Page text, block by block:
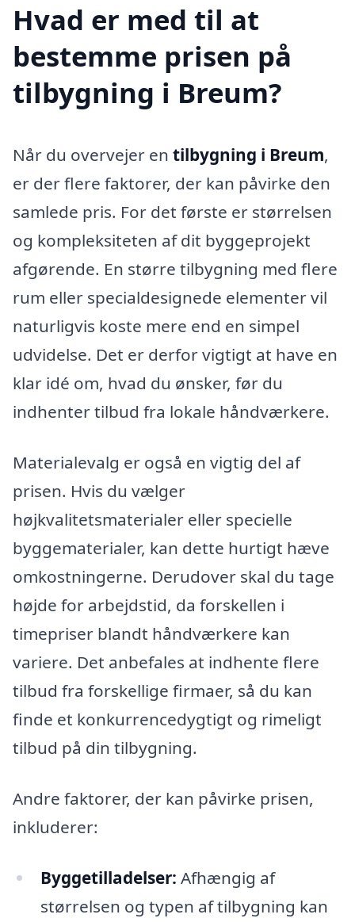
Hvad er med til at
bestemme prisen på
tilbygning i Breum?
Når du overvejer en tilbygning i Breum,
er der flere faktorer, der kan påvirke den
samlede pris. For det første er størrelsen
og kompleksiteten af dit byggeprojekt
afgørende. En større tilbygning med flere
rum eller specialdesignede elementer vil
naturligvis koste mere end en simpel
udvidelse. Det er derfor vigtigt at have en
klar idé om, hvad du ønsker, før du
indhenter tilbud fra lokale håndværkere.
Materialevalg er også en vigtig del af
prisen. Hvis du vælger
højkvalitetsmaterialer eller specielle
byggematerialer, kan dette hurtigt hæve
omkostningerne. Derudover skal du tage
højde for arbejdstid, da forskellen i
timepriser blandt håndværkere kan
variere. Det anbefales at indhente flere
tilbud fra forskellige firmaer, så du kan
finde et konkurrencedygtigt og rimeligt
tilbud på din tilbygning.
Andre faktorer, der kan påvirke prisen,
inkluderer:
Byggetilladelser: Afhængig af
størrelsen og typen af tilbygning kan